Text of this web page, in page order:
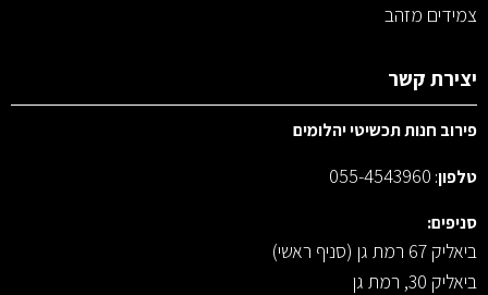
צמידים מזהב
יצירת קשר
פירוב חנות תכשיטי יהלומים
טלפון:
055-4543960
סניפים:
ביאליק 67 רמת גן (סניף ראשי)
ביאליק 30, רמת גן